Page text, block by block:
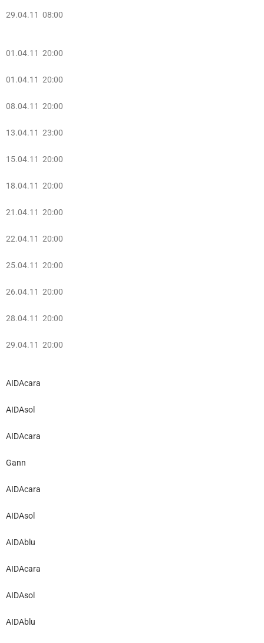
29.04.11 08:00
01.04.11 20:00
01.04.11 20:00
08.04.11 20:00
13.04.11 23:00
15.04.11 20:00
18.04.11 20:00
21.04.11 20:00
22.04.11 20:00
25.04.11 20:00
26.04.11 20:00
28.04.11 20:00
29.04.11 20:00
AIDAcara
AIDAsol
AIDAcara
Gann
AIDAcara
AIDAsol
AIDAblu
AIDAcara
AIDAsol
AIDAblu